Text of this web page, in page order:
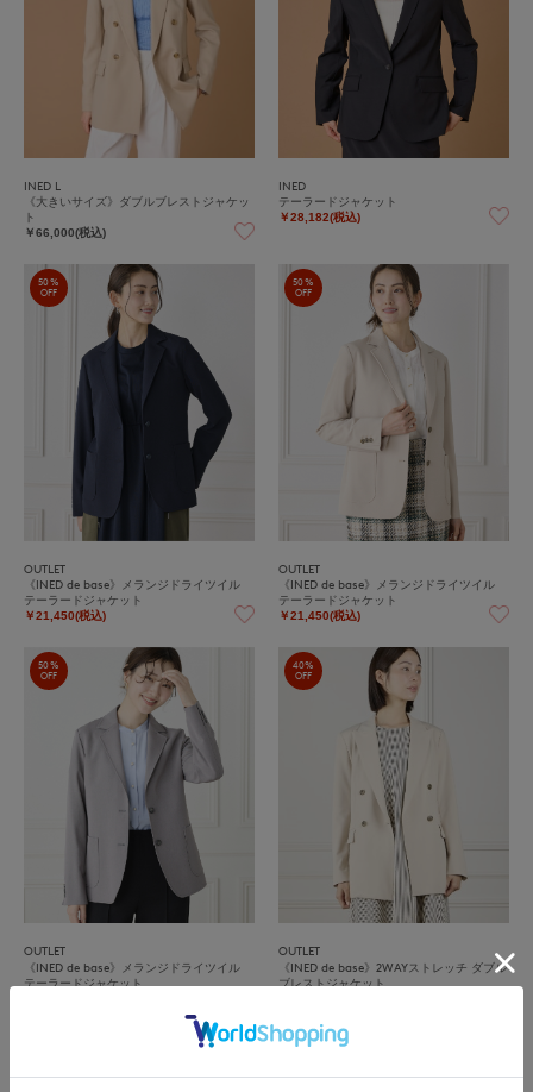
INED L
《大きいサイズ》ダブルブレストジャケッ
ト
￥66,000(税込)
INED
テーラードジャケット
￥28,182(税込)
50%
OFF
OUTLET
《INED de base》メランジドライツイル
テーラードジャケット
￥21,450(税込)
50%
OFF
OUTLET
《INED de base》メランジドライツイル
テーラードジャケット
￥21,450(税込)
50%
OFF
OUTLET
《INED de base》メランジドライツイル
テーラードジャケット
40%
OFF
OUTLET
《INED de base》2WAYストレッチ ダブル
ブレストジャケット
50%